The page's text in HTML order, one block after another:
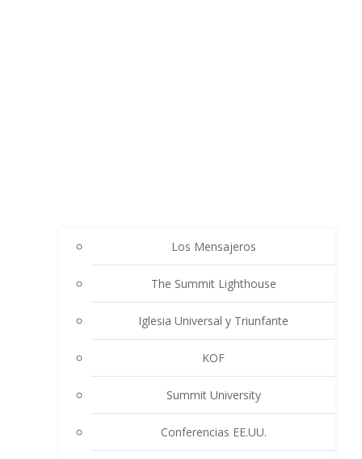
Los Mensajeros
The Summit Lighthouse
Iglesia Universal y Triunfante
KOF
Summit University
Conferencias EE.UU.